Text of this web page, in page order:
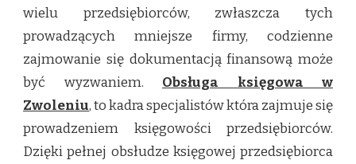
wielu przedsiębiorców, zwłaszcza tych
prowadzących mniejsze firmy, codzienne
zajmowanie się dokumentacją finansową może
być wyzwaniem. Obsługa księgowa w
Zwoleniu, to kadra specjalistów która zajmuje się
prowadzeniem księgowości przedsiębiorców.
Dzięki pełnej obsłudze księgowej przedsiębiorca